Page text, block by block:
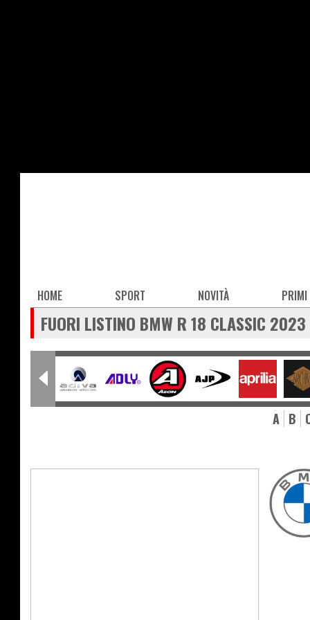
Main
navigation
HOME SPORT NOVITÀ PRIMI
FUORI LISTINO BMW R 18 CLASSIC 2023
A B